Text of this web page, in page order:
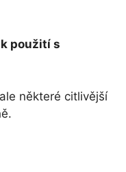
použití s
některé citlivější